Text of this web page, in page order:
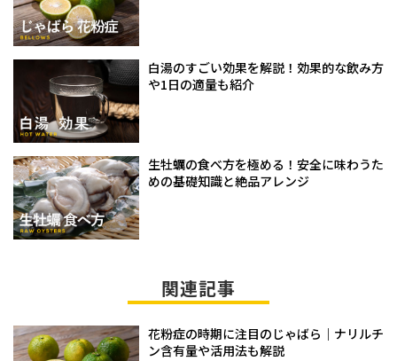
白湯のすごい効果を解説！効果的な飲み方
や1日の適量も紹介
生牡蠣の食べ方を極める！安全に味わうた
めの基礎知識と絶品アレンジ
関連記事
花粉症の時期に注目のじゃばら｜ナリルチ
ン含有量や活用法も解説